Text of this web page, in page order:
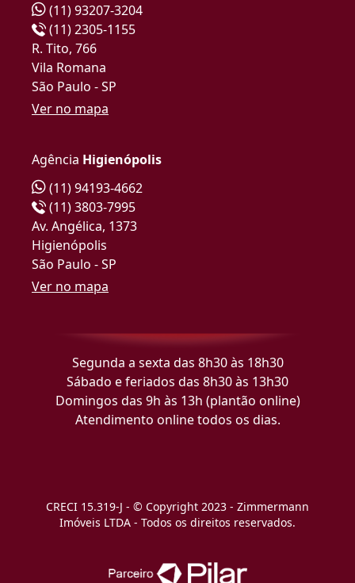
(11) 93207-3204
(11) 2305-1155
R. Tito, 766
Vila Romana
São Paulo - SP
Ver no mapa
Agência Higienópolis
(11) 94193-4662
(11) 3803-7995
Av. Angélica, 1373
Higienópolis
São Paulo - SP
Ver no mapa
Segunda a sexta das 8h30 às 18h30
Sábado e feriados das 8h30 às 13h30
Domingos das 9h às 13h (plantão online)
Atendimento online todos os dias.
CRECI 15.319-J - © Copyright 2023 - Zimmermann
Imóveis LTDA - Todos os direitos reservados.